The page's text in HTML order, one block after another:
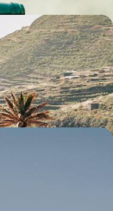
- Une Sicile à
Pantelleria à l'énergie
en nuances